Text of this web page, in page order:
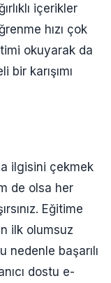
içerikler
hızı çok
okuyarak da
karışımı
ilgisini çekmek
de olsa her
Eğitime
ilk olumsuz
nedenle başarılı
dostu e-